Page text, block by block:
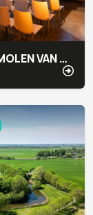
WATERMOLEN VAN RAKHORST